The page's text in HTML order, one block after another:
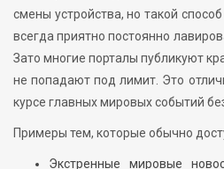
смены устройства, но такой
всегда приятно постоянно
Зато многие порталы публикуют
не попадают под лимит. Это
курсе главных мировых событий
Примеры тем, которые обычно
Экстренные мировые